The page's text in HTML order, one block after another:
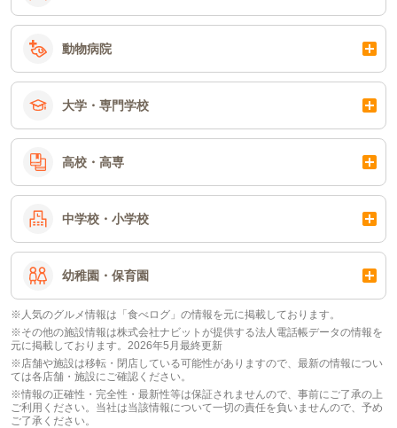
動物病院
大学・専門学校
高校・高専
中学校・小学校
幼稚園・保育園
※人気のグルメ情報は「食べログ」の情報を元に掲載しております。
※その他の施設情報は株式会社ナビットが提供する法人電話帳データの情報を
元に掲載しております。2026年5月最終更新
※店舗や施設は移転・閉店している可能性がありますので、最新の情報につい
ては各店舗・施設にご確認ください。
※情報の正確性・完全性・最新性等は保証されませんので、事前にご了承の上
ご利用ください。当社は当該情報について一切の責任を負いませんので、予め
ご了承ください。